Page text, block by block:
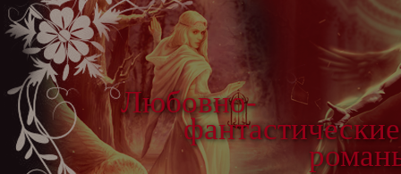
Любовно-
фантастические